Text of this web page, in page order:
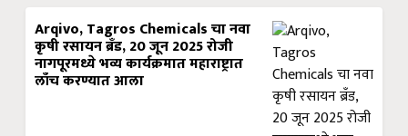
Arqivo, Tagros Chemicals चा नवा
कृषी रसायन ब्रँड, 20 जून 2025 रोजी
नागपूरमध्ये भव्य कार्यक्रमात महाराष्ट्रात
लाँच करण्यात आला